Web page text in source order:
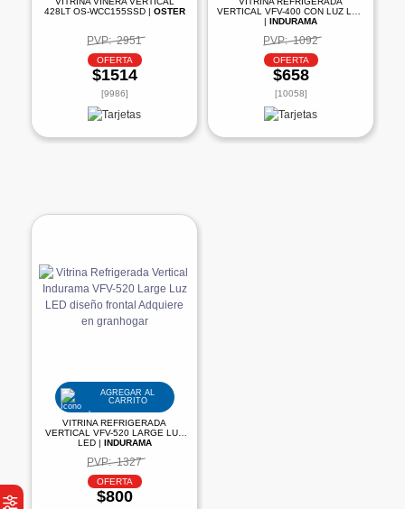
428LT OS-WCC155SSD | OSTER
PVP: 2951
OFERTA
$1514
[9986]
VERTICAL VFV-400 CON LUZ LED
| INDURAMA
PVP: 1092
OFERTA
$658
[10058]
AGREGAR AL
CARRITO
VITRINA REFRIGERADA
VERTICAL VFV-520 LARGE LUZ
LED | INDURAMA
PVP: 1327
OFERTA
$800